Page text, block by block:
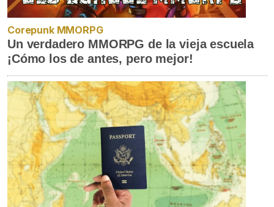
Corepunk MMORPG
Un verdadero MMORPG de la vieja escuela
¡Cómo los de antes, pero mejor!